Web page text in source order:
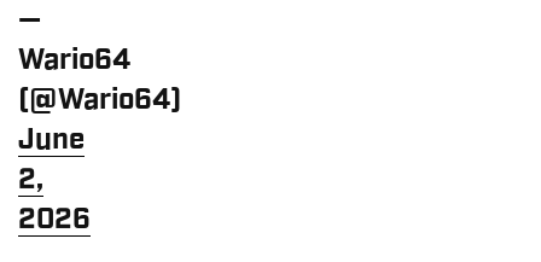
—
Wario64
(@Wario64)
June
2,
2026